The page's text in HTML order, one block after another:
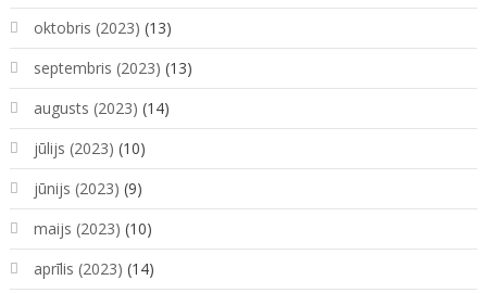
oktobris (2023) (13)
septembris (2023) (13)
augusts (2023) (14)
jūlijs (2023) (10)
jūnijs (2023) (9)
maijs (2023) (10)
aprīlis (2023) (14)